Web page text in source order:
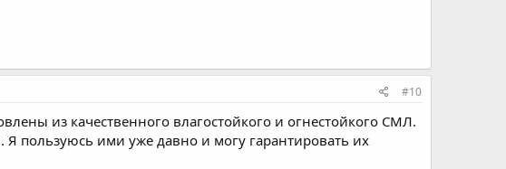
#10
из качественного влагостойкого и огнестойкого СМЛ.
пользуюсь ими уже давно и могу гарантировать их